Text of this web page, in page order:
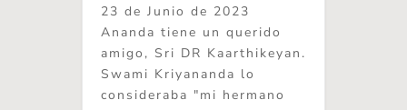
23 de Junio de 2023
Ananda tiene un querido
amigo, Sri DR Kaarthikeyan.
Swami Kriyananda lo
consideraba "mi hermano